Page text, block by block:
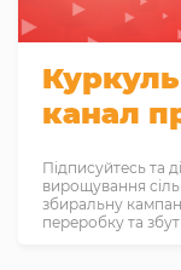
канал
Підписуйтесь та
вирощування
збиральну
переробку та